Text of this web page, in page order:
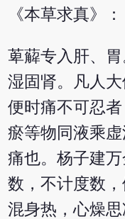
《本草求真》
萆薢专入肝、
湿固肾。凡人
便时痛不可忍
瘀等物同液乘
痛也。杨子建
数，不计度数
混身热，心燥